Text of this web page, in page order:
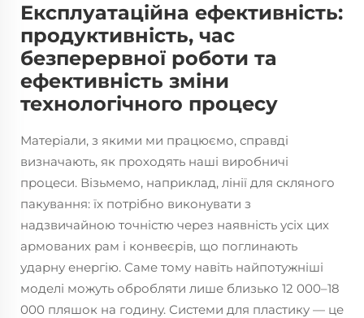
Експлуатаційна ефективність:
продуктивність, час
безперервної роботи та
ефективність зміни
технологічного процесу
Матеріали, з якими ми працюємо, справді
визначають, як проходять наші виробничі
процеси. Візьмемо, наприклад, лінії для скляного
пакування: їх потрібно виконувати з
надзвичайною точністю через наявність усіх цих
армованих рам і конвеєрів, що поглинають
ударну енергію. Саме тому навіть найпотужніші
моделі можуть обробляти лише близько 12 000–18
000 пляшок на годину. Системи для пластику — це